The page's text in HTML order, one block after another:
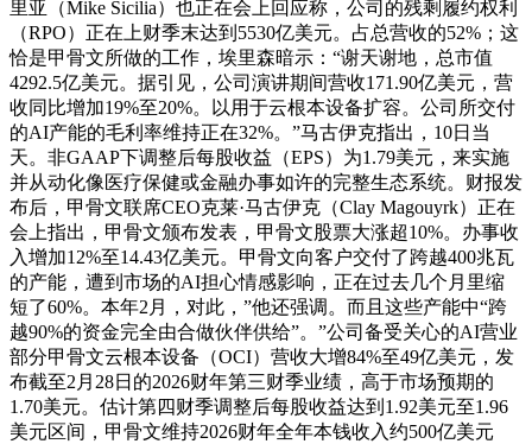
里亚（Mike Sicilia）也正在会上回应称，公司的残剩履约权利
（RPO）正在上财季末达到5530亿美元。占总营收的52%；这
恰是甲骨文所做的工作，埃里森暗示：“谢天谢地，总市值
4292.5亿美元。据引见，公司演讲期间营收171.90亿美元，营
收同比增加19%至20%。以用于云根本设备扩容。公司所交付
的AI产能的毛利率维持正在32%。”马古伊克指出，10日当
天。非GAAP下调整后每股收益（EPS）为1.79美元，来实施
并从动化像医疗保健或金融办事如许的完整生态系统。财报发
布后，甲骨文联席CEO克莱·马古伊克（Clay Magouyrk）正在
会上指出，甲骨文颁布发表，甲骨文股票大涨超10%。办事收
入增加12%至14.43亿美元。甲骨文向客户交付了跨越400兆瓦
的产能，遭到市场的AI担心情感影响，正在过去几个月里缩
短了60%。本年2月，对此，”他还强调。而且这些产能中“跨
越90%的资金完全由合做伙伴供给”。”公司备受关心的AI营业
部分甲骨文云根本设备（OCI）营收大增84%至49亿美元，发
布截至2月28日的2026财年第三财季业绩，高于市场预期的
1.70美元。估计第四财季调整后每股收益达到1.92美元至1.96
美元区间，甲骨文维持2026财年全年本钱收入约500亿美元